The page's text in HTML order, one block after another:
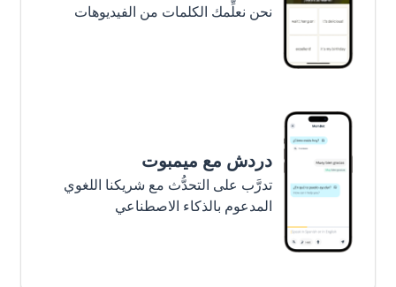
نحن نعلِّمك الكلمات من الفيديوهات
دردش مع ميمبوت
تدرَّب على التحدُّث مع شريكنا اللغوي
المدعوم بالذكاء الاصطناعي